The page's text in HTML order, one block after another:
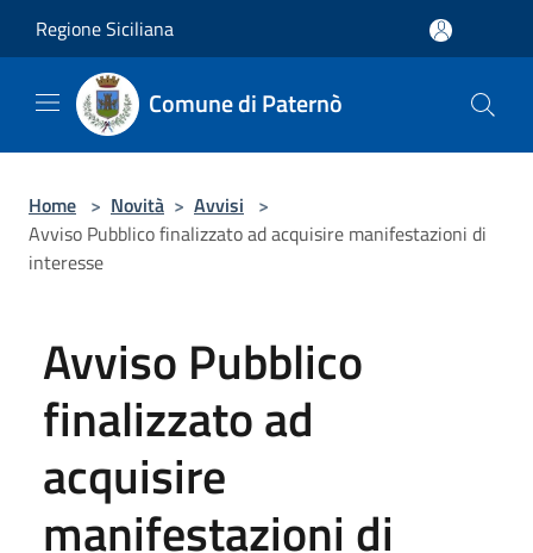
Regione Siciliana
Comune di Paternò
Home > Novità > Avvisi >
Avviso Pubblico finalizzato ad acquisire manifestazioni di
interesse
Avviso Pubblico
finalizzato ad
acquisire
manifestazioni di